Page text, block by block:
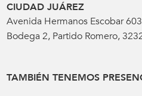
CIUDAD JUÁREZ
Avenida Hermanos Escobar
Bodega 2, Partido Romero,
TAMBIÉN TENEMOS